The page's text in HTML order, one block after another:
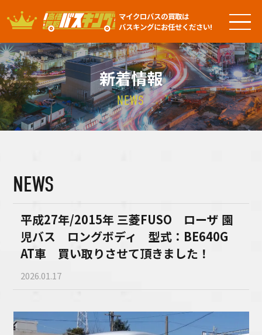
マイクロバスの買取は
バスキングにお任せください!
新着情報
NEWS
NEWS
平成27年/2015年 三菱FUSO ローザ 園
児バス ロングボディ 型式：BE640G
AT車 買い取りさせて頂きました！
2026.01.17